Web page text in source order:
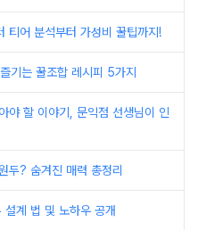
티어 분석부터 가성비 꿀팁까지!
기는 꿀조합 레시피 5가지
야 할 이야기, 문익점 선생님이 인
두? 숨겨진 매력 총정리
계 법 및 노하우 공개